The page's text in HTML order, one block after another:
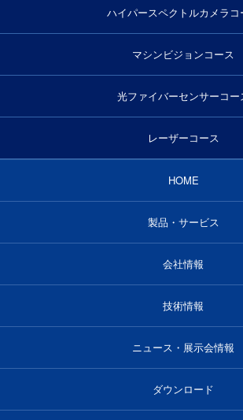
ハイパースペクトルカメラコ
マシンビジョンコース
光ファイバーセンサーコー
レーザーコース
HOME
製品・サービス
会社情報
技術情報
ニュース・展示会情報
ダウンロード